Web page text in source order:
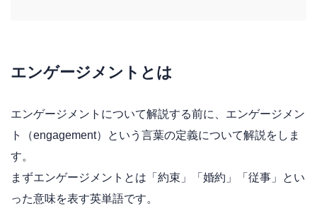
エンゲージメントとは
エンゲージメントについて解説する前に、エンゲージメン
ト（engagement）という言葉の定義について解説をしま
す。
まずエンゲージメントとは「約束」「婚約」「従事」とい
った意味を表す英単語です。